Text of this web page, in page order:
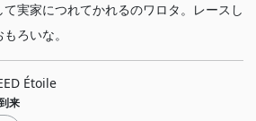
実家につれてかれるのワロタ。レースし
ろいな。
Étoile
来